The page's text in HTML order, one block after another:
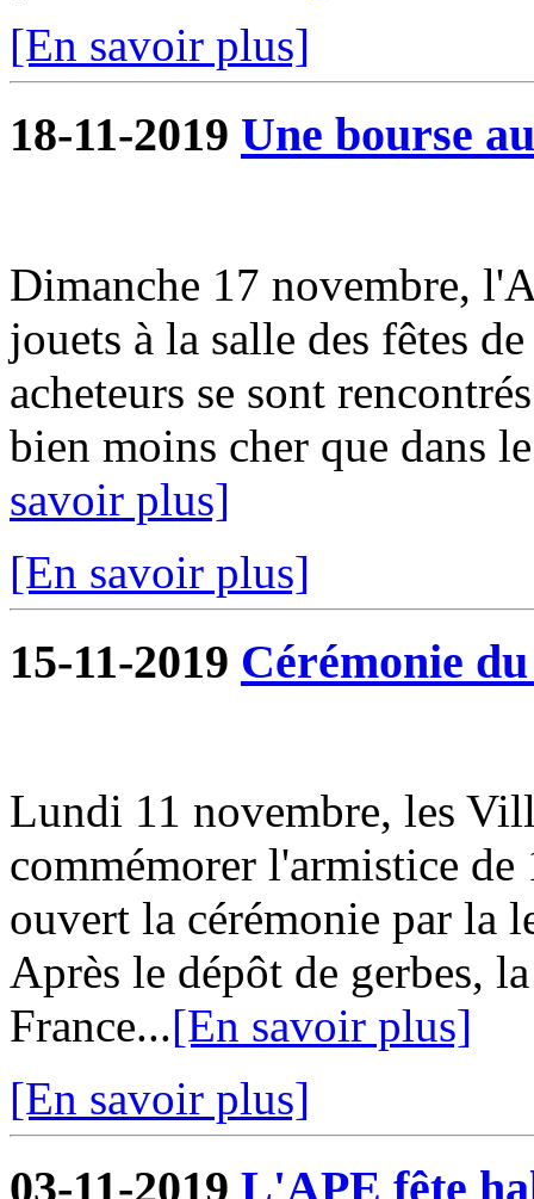
[En savoir plus]
18-11-2019 Une bourse
Dimanche 17 novembre,
jouets à la salle des fêtes
acheteurs se sont
bien moins cher que dans
savoir plus]
[En savoir plus]
15-11-2019 Cérémonie
Lundi 11 novembre, les
commémorer l'armistice
ouvert la cérémonie par la
Après le dépôt de gerbes,
France...[En savoir plus]
[En savoir plus]
03-11-2019 L'APE fête